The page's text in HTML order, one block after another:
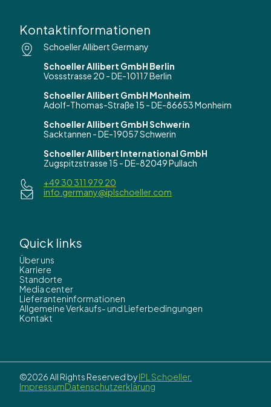
Kontaktinformationen
Schoeller Allibert Germany
Schoeller Allibert GmbH Berlin
Vossstrasse 20 - DE-10117 Berlin
Schoeller Allibert GmbH Monheim
Adolf-Thomas-Straße 15 - DE-86653 Monheim
Schoeller Allibert GmbH Schwerin
Sacktannen - DE-19057 Schwerin
Schoeller Allibert International GmbH
Zugspitzstrasse 15 - DE-82049 Pullach
+49 30 311 979 20
info.germany@iplschoeller.com
Quick links
Über uns
Karriere
Standorte
Media center
Lieferanteninformationen
Allgemeine Verkaufs- und Lieferbedingungen
Kontakt
©2026 All Rights Reserved byIPL Schoeller.
ImpressumDatenschutzerklärung